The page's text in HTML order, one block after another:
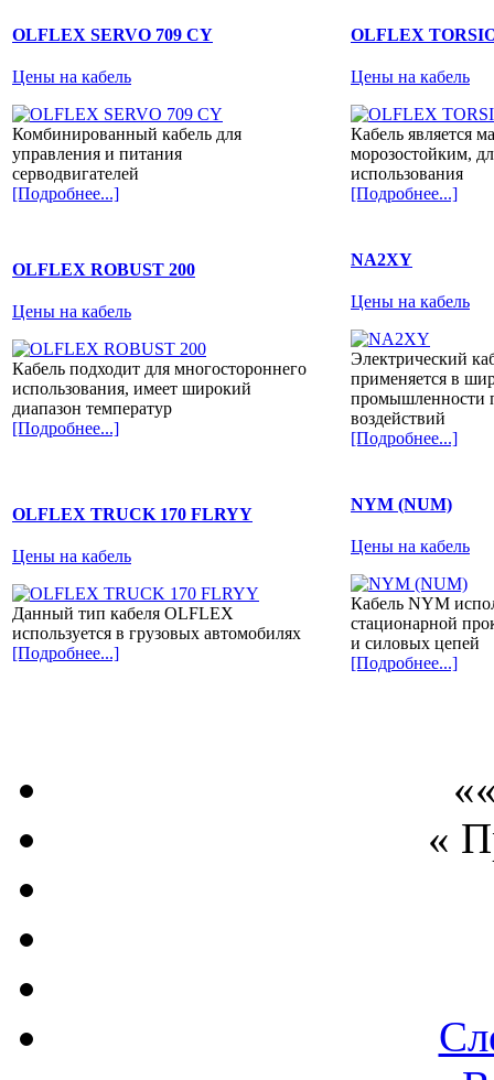
OLFLEX SERVO 709 CY
Цены на кабель
Комбинированный кабель для
управления и питания
серводвигателей
[Подробнее...]
OLFLEX
Цены на кабель
Кабель является
морозостойким,
использования
[Подробнее...]
OLFLEX ROBUST 200
Цены на кабель
Кабель подходит для многостороннего
использования, имеет широкий
диапазон температур
[Подробнее...]
NA2XY
Цены на кабель
Электрический
применяется в
промышленности
воздействий
[Подробнее...]
OLFLEX TRUCK 170 FLRYY
Цены на кабель
Данный тип кабеля OLFLEX
используется в грузовых автомобилях
[Подробнее...]
NYM (NUM)
Цены на кабель
Кабель NYM
стационарной
и силовых цепей
[Подробнее...]
«